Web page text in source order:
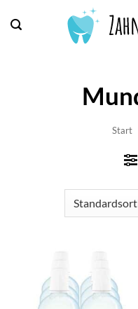
Inhalt
Start